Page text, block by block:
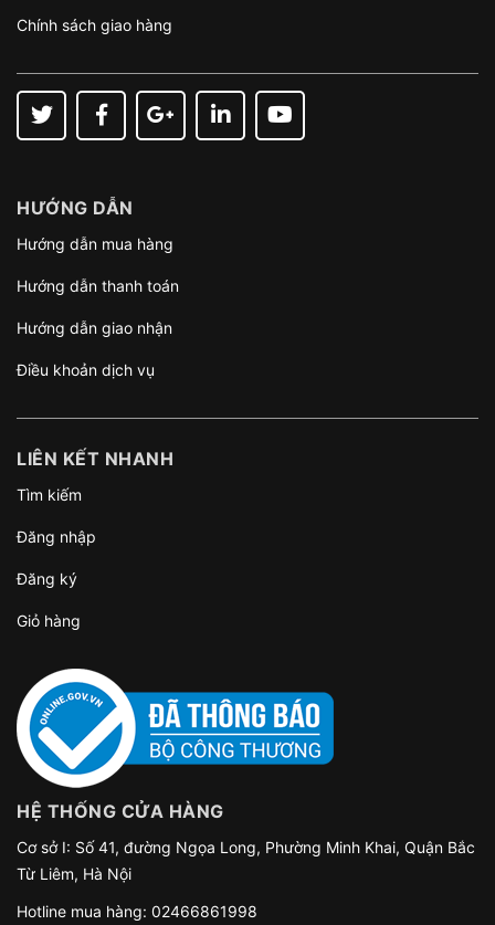
Chính sách giao hàng
HƯỚNG DẪN
Hướng dẫn mua hàng
Hướng dẫn thanh toán
Hướng dẫn giao nhận
Điều khoản dịch vụ
LIÊN KẾT NHANH
Tìm kiếm
Đăng nhập
Đăng ký
Giỏ hàng
HỆ THỐNG CỬA HÀNG
Cơ sở I: Số 41, đường Ngọa Long, Phường Minh Khai, Quận Bắc
Từ Liêm, Hà Nội
Hotline mua hàng: 02466861998